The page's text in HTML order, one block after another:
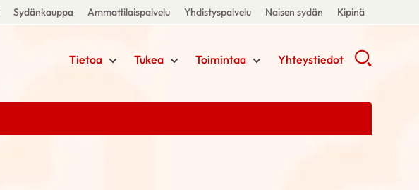
Sydänkauppa Ammattilaispalvelu Yhdistyspalvelu Naisen sydän Kipinä
Tietoa Tukea Toimintaa Yhteystiedot